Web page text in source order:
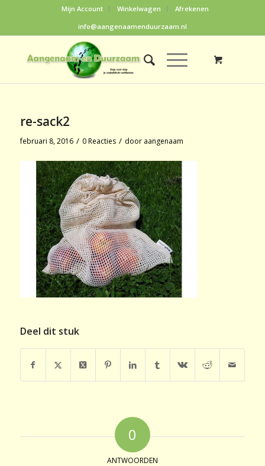
Mijn Account Winkelwagen
Afrekenen
info@aangenaamenduurzaam.nl
re-sack2
februari 8, 2016 / 0 Reacties / door aangenaam
Deel dit stuk
0
ANTWOORDEN